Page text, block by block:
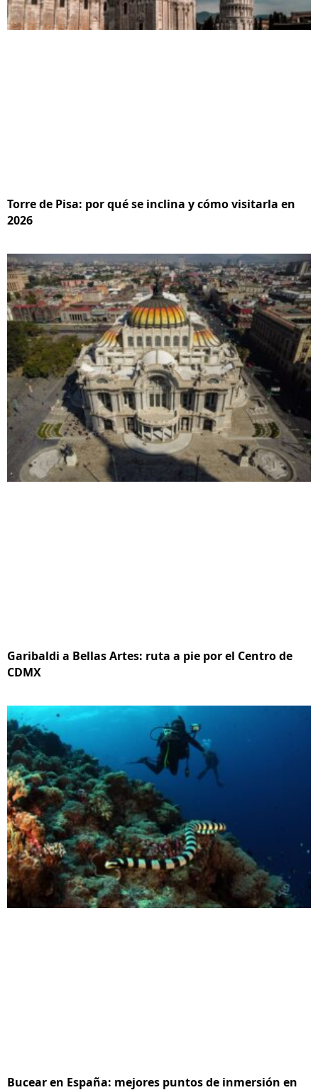
Torre de Pisa: por qué se inclina y cómo visitarla en
2026
Garibaldi a Bellas Artes: ruta a pie por el Centro de
CDMX
Bucear en España: mejores puntos de inmersión en